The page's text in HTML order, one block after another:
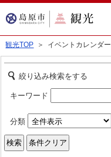
観光TOP ＞ イベントカレンダー
絞り込み検索をする
キーワード
分類